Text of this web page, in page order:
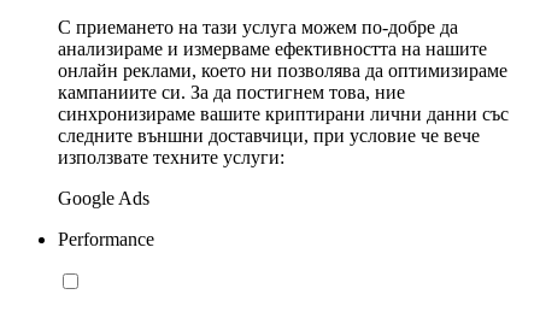
С приемането на тази услуга можем по-добре да
анализираме и измерваме ефективността на нашите
онлайн реклами, което ни позволява да оптимизираме
кампаниите си. За да постигнем това, ние
синхронизираме вашите криптирани лични данни със
следните външни доставчици, при условие че вече
използвате техните услуги:
Google Ads
Performance